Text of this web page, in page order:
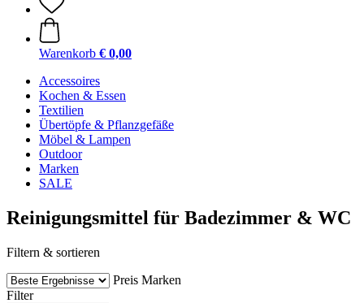
Warenkorb € 0,00
Accessoires
Kochen & Essen
Textilien
Übertöpfe & Pflanzgefäße
Möbel & Lampen
Outdoor
Marken
SALE
Reinigungsmittel für Badezimmer & WC
Filtern & sortieren
Preis Marken
Filter